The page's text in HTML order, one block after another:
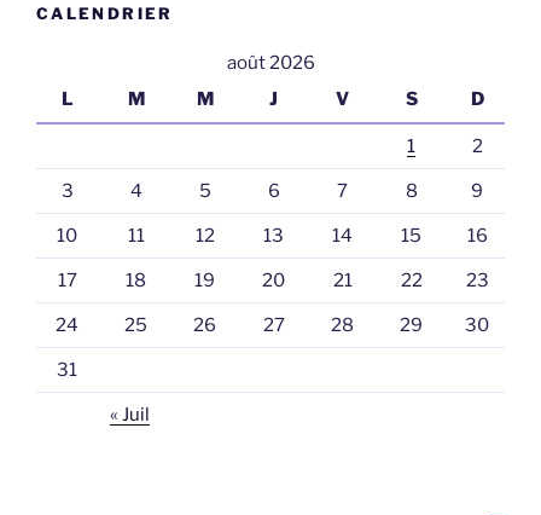
CALENDRIER
août 2026
L
M M J V S D
1 2
3 4 5 6 7 8 9
10 11 12 13 14 15 16
17 18 19 20 21 22 23
24 25 26 27 28 29 30
31
« Juil